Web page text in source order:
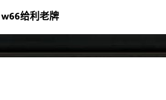
w66给利老牌